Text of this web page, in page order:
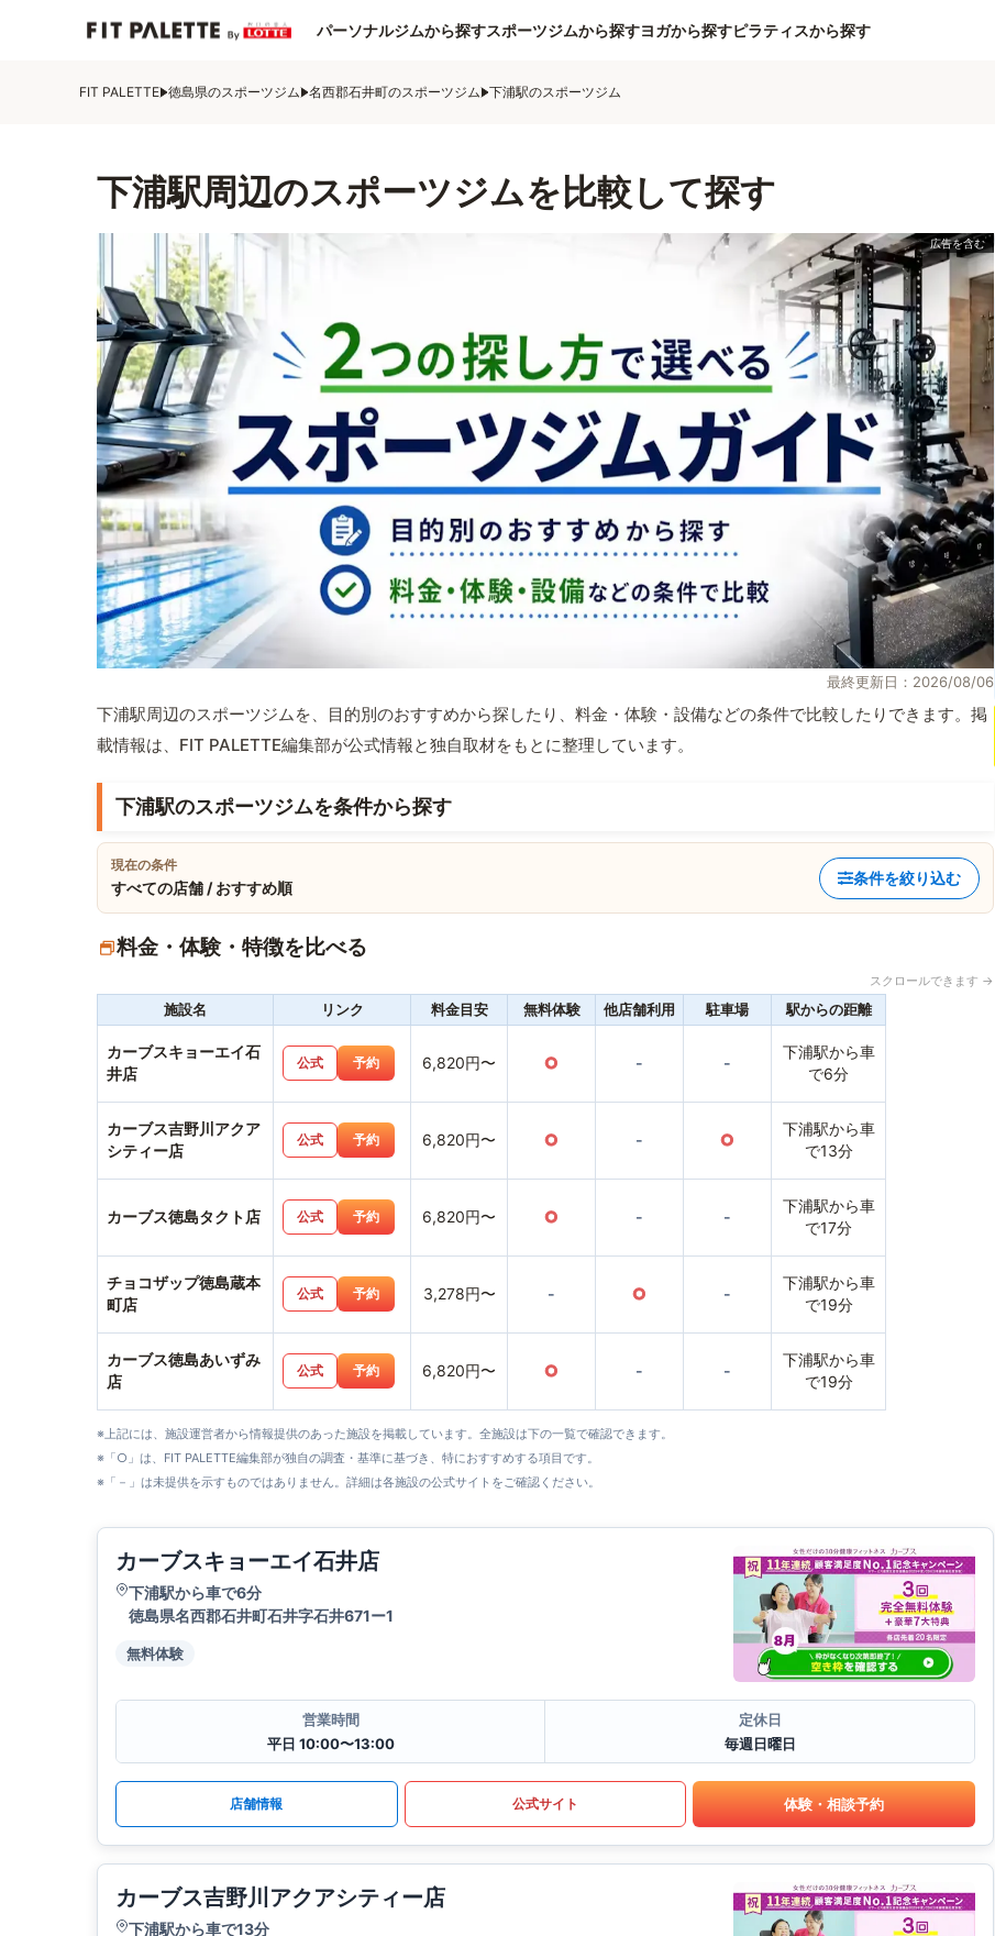
パーソナルジムから探すスポーツジムから探すヨガから探すピラティスから探す
FIT PALETTE 徳島県のスポーツジム 名西郡石井町のスポーツジム 下浦駅のスポーツジム
下浦駅周辺のスポーツジムを比較して探す
最終更新日：2026/08/06
下浦駅周辺のスポーツジムを、目的別のおすすめから探したり、料金・体験・設備などの条件で比較したりできます。掲
載情報は、FIT PALETTE編集部が公式情報と独自取材をもとに整理しています。
下浦駅のスポーツジムを条件から探す
現在の条件
すべての店舗 / おすすめ順
条件を絞り込む
料金・体験・特徴を比べる
スクロールできます →
施設名 リンク 料金目安 無料体験 他店舗利用 駐車場 駅からの距離
カーブスキョーエイ石
井店
公式 予約 6,820円〜 ○ - -
下浦駅から車
で6分
カーブス吉野川アクア
シティー店
公式 予約 6,820円〜 ○ - ○
下浦駅から車
で13分
カーブス徳島タクト店 公式 予約 6,820円〜 ○ - -
下浦駅から車
で17分
チョコザップ徳島蔵本
町店
公式 予約 3,278円〜 - ○ -
下浦駅から車
で19分
カーブス徳島あいずみ
店
公式 予約 6,820円〜 ○ - -
下浦駅から車
で19分
※上記には、施設運営者から情報提供のあった施設を掲載しています。全施設は下の一覧で確認できます。
※「○」は、FIT PALETTE編集部が独自の調査・基準に基づき、特におすすめする項目です。
※「－」は未提供を示すものではありません。詳細は各施設の公式サイトをご確認ください。
カーブスキョーエイ石井店
下浦駅から車で6分
徳島県名西郡石井町石井字石井671ー1
無料体験
営業時間
平日 10:00〜13:00
定休日
毎週日曜日
店舗情報 公式サイト 体験・相談予約
カーブス吉野川アクアシティー店
下浦駅から車で13分